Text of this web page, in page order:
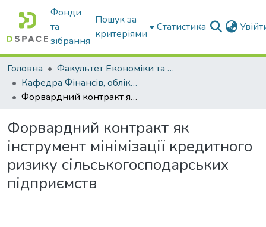
Фонди
та
зібрання
Пошук за
критеріями
Статистика
Головна
Факультет Економіки та бізнесу
Кафедра Фінансів, обліку і оподаткування
Форвардний контракт як інструмент мінімізації кредитного ризику сільськогосподарських підприємств
Форвардний контракт як
інструмент мінімізації кредитного
ризику сільськогосподарських
підприємств